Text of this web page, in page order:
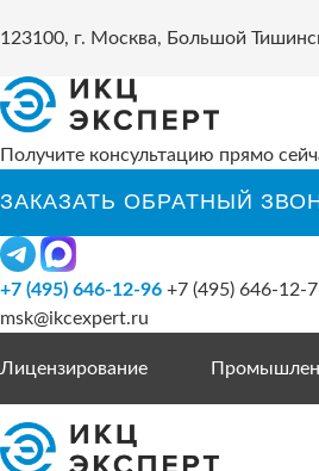
123100, г. Москва, Большой
Получите консультацию прямо
+7 (495) 646-12-96 +7 (495) 646-12-
msk@ikcexpert.ru
Лицензирование